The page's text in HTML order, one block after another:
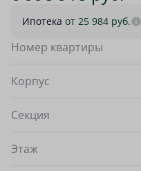
Ипотека от 25 984 руб.
Номер квартиры
Корпус
Секция
Этаж